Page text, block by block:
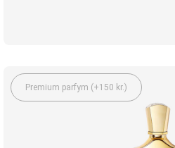
Premium parfym (+150 kr.)